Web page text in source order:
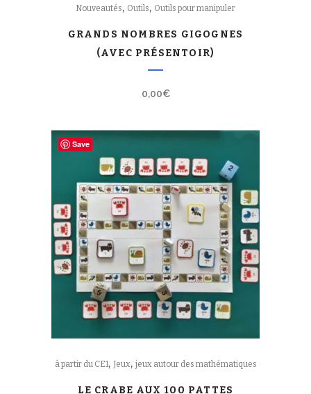
Nouveautés, Outils, Outils pour manipuler
GRANDS NOMBRES GIGOGNES
(AVEC PRÉSENTOIR)
0,00€
à partir du CE1, Jeux, jeux autour des mathématiques
LE CRABE AUX 100 PATTES
Save